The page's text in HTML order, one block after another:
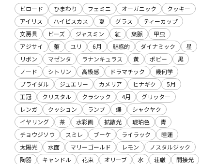
ビロード ひまわり フェミニ オーガニック
クッキー
アイリス
ハイビスカス 夏 グラス
ティーカップ
文房具
ビーズ ジャスミン 紅 葉脈
甲虫
アジサイ
蕾 ユリ 6月 魅惑的 ダイナミック
星
リボン
マゼンタ ラナンキュラス 黄 ポピー
黒
ノード
シトリン 高級感 ドラマチック
幾何学
ブライダル
ジュエリー カメリア ヒナギク
5月
王冠
クリスタル クラシック 4月
グリッター
レンガ
クッション ランプ 蝶
シャクヤク
イヤリング
茶 水彩画 拡散光 琥珀色
青
チョウジソウ
スミレ ブーケ ライラック
睡蓮
太陽光
水面 マリーゴールド レモン
ノスタルジック
陶器
キャンドル 花束 オリーブ 水 荘厳
間接光